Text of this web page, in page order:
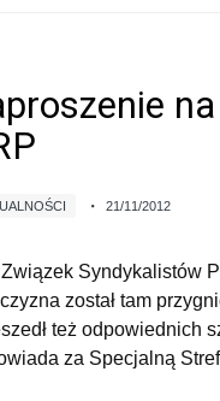
21/11/2012
Związek Syndykalistów
został tam
też odpowiednich
za Specjalną